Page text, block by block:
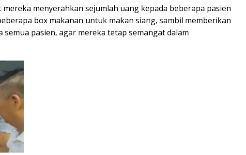
menyerahkan sejumlah uang kepada beberapa pasien
box makanan untuk makan siang, sambil memberikan
pasien, agar mereka tetap semangat dalam